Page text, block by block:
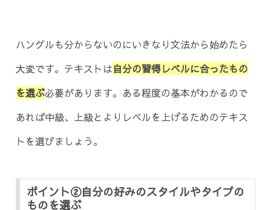
ハングルも分からないのにいきなり文法から始めたら
大変です。テキストは自分の習得レベルに合ったもの
を選ぶ必要があります。ある程度の基本がわかるので
あれば中級、上級とよりレベルを上げるためのテキス
トを選びましょう。
ポイント②自分の好みのスタイルやタイプの
ものを選ぶ